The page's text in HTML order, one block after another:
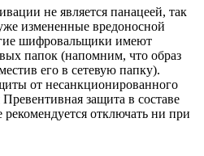
не является панацеей, так
измененные вредоносной
шифровальщики имеют
папок (напомним, что образ
его в сетевую папку).
от несанкционированного
защита в составе
рекомендуется отключать ни при